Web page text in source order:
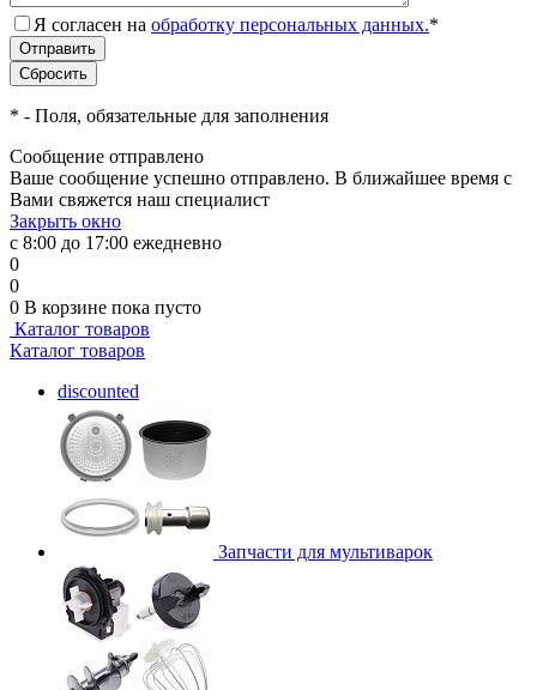
Я согласен на обработку персональных данных.*
* - Поля, обязательные для заполнения
Сообщение отправлено
Ваше сообщение успешно отправлено. В ближайшее время с
Вами свяжется наш специалист
Закрыть окно
с 8:00 до 17:00 ежедневно
0
0
0 В корзине пока пусто
Каталог товаров
Каталог товаров
discounted
Запчасти для мультиварок